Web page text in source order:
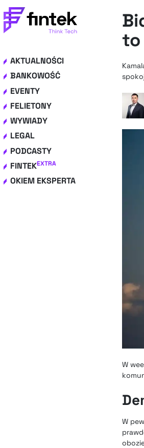
AKTUALNOŚCI
BANKOWOŚĆ
EVENTY
FELIETONY
WYWIADY
LEGAL
PODCASTY
FINTEKEXTRA
OKIEM EKSPERTA
to
W
W